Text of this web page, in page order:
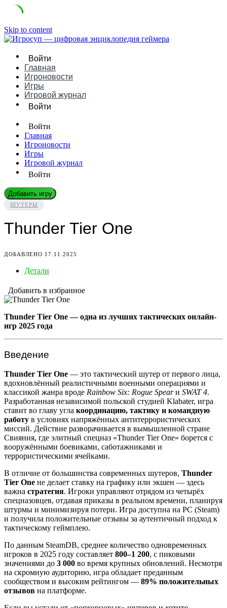
Skip to content
Войти
Главная
Игроновости
Игры
Игровой журнал
Войти
Войти
Главная
Игроновости
Игры
Игровой журнал
Войти
Добавить игру
ШУТЕРЫ
Thunder Tier One
ДОБАВЛЕНО 17.11.2025
Детали
Добавить в избранное
Thunder Tier One — одна из лучших тактических онлайн-
игр 2025 года
Введение
Thunder Tier One — это тактический шутер от первого лица,
вдохновлённый реалистичными военными операциями и
классикой жанра вроде Rainbow Six: Rogue Spearи SWAT 4.
Разработанная независимой польской студией Klabater, игра
ставит во главу угла координацию, тактику и командную
работу в условиях напряжённых антитеррористических
миссий. Действие разворачивается в вымышленной стране
Свияния, где элитный спецназ «Thunder Tier One» борется с
вооружёнными боевиками, саботажниками и
террористическими ячейками.
В отличие от большинства современных шутеров, Thunder
Tier One не делает ставку на графику или экшен — здесь
важна стратегия. Игроки управляют отрядом из четырёх
спецназовцев, отдавая приказы в реальном времени, планируя
штурмы и минимизируя потери. Игра доступна на PC (Steam)
и получила положительные отзывы за аутентичный подход к
тактическому геймплею.
По данным SteamDB, среднее количество одновременных
игроков в 2025 году составляет 800–1 200, с пиковыми
значениями до 3 000 во время крупных обновлений. Несмотря
на скромную аудиторию, игра обладает преданным
сообществом и высоким рейтингом — 89% положительных
отзывов на платформе.